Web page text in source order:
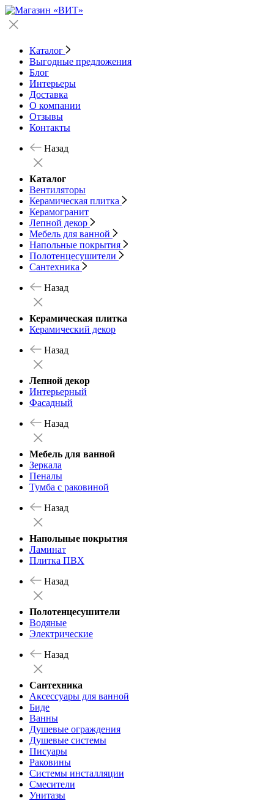
Каталог
Выгодные предложения
Блог
Интерьеры
Доставка
О компании
Отзывы
Контакты
Назад
Каталог
Вентиляторы
Керамическая плитка
Керамогранит
Лепной декор
Мебель для ванной
Напольные покрытия
Полотенцесушители
Сантехника
Назад
Керамическая плитка
Керамический декор
Назад
Лепной декор
Интерьерный
Фасадный
Назад
Мебель для ванной
Зеркала
Пеналы
Тумба с раковиной
Назад
Напольные покрытия
Ламинат
Плитка ПВХ
Назад
Полотенцесушители
Водяные
Электрические
Назад
Сантехника
Аксессуары для ванной
Биде
Ванны
Душевые ограждения
Душевые системы
Писуары
Раковины
Системы инсталляции
Смесители
Унитазы